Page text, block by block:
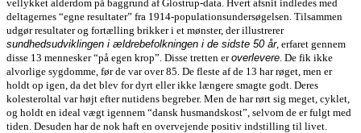
vellykket alderdom på baggrund af Glostrup-data. Hvert afsnit indledes med
deltagernes “egne resultater” fra 1914-populationsundersøgelsen. Tilsammen
udgør resultater og fortælling brikker i et mønster, der illustrerer
sundhedsudviklingen i ældrebefolkningen i de sidste 50 år, erfaret gennem
disse 13 mennesker “på egen krop”. Disse tretten eroverlevere . De fik ikke
alvorlige sygdomme, før de var over 85. De fleste af de 13 har røget, men er
holdt op igen, da det blev for dyrt eller ikke længere smagte godt. Deres
kolesteroltal var højt efter nutidens begreber. Men de har rørt sig meget, cyklet,
og holdt en ideal vægt igennem “dansk husmandskost”, selvom de er fulgt med
tiden. Desuden har de nok haft en overvejende positiv indstilling til livet.